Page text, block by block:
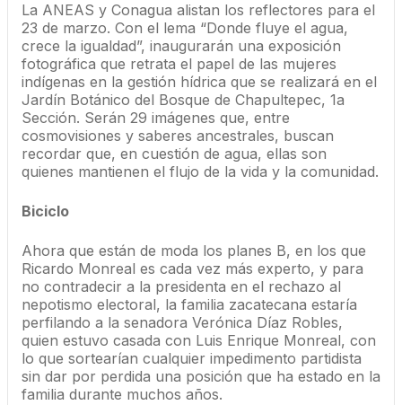
La ANEAS y Conagua alistan los reflectores para el
23 de marzo. Con el lema “Donde fluye el agua,
crece la igualdad”, inaugurarán una exposición
fotográfica que retrata el papel de las mujeres
indígenas en la gestión hídrica que se realizará en el
Jardín Botánico del Bosque de Chapultepec, 1a
Sección. Serán 29 imágenes que, entre
cosmovisiones y saberes ancestrales, buscan
recordar que, en cuestión de agua, ellas son
quienes mantienen el flujo de la vida y la comunidad.
Biciclo
Ahora que están de moda los planes B, en los que
Ricardo Monreal es cada vez más experto, y para
no contradecir a la presidenta en el rechazo al
nepotismo electoral, la familia zacatecana estaría
perfilando a la senadora Verónica Díaz Robles,
quien estuvo casada con Luis Enrique Monreal, con
lo que sortearían cualquier impedimento partidista
sin dar por perdida una posición que ha estado en la
familia durante muchos años.